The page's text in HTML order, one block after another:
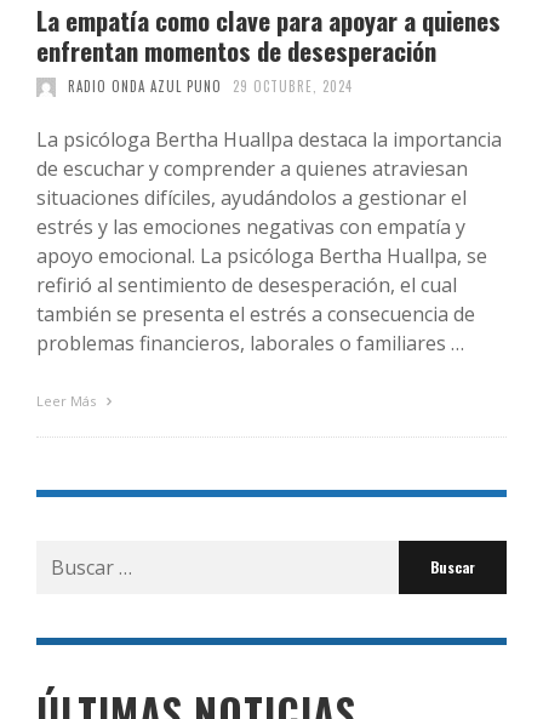
La empatía como clave para apoyar a quienes
enfrentan momentos de desesperación
RADIO ONDA AZUL PUNO 29 OCTUBRE, 2024
La psicóloga Bertha Huallpa destaca la importancia
de escuchar y comprender a quienes atraviesan
situaciones difíciles, ayudándolos a gestionar el
estrés y las emociones negativas con empatía y
apoyo emocional. La psicóloga Bertha Huallpa, se
refirió al sentimiento de desesperación, el cual
también se presenta el estrés a consecuencia de
problemas financieros, laborales o familiares …
Leer Más
Buscar
por: